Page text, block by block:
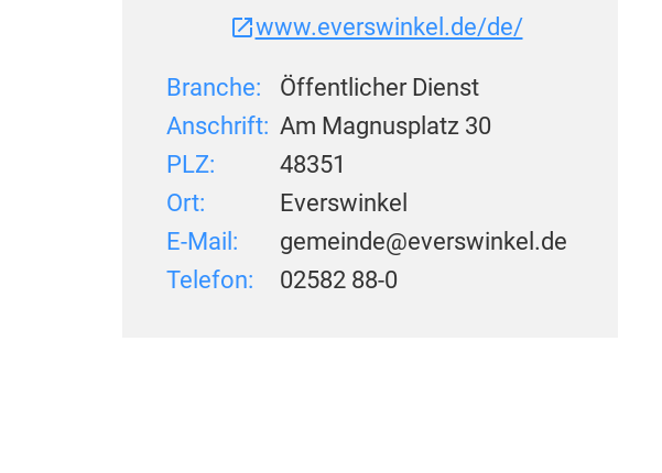
www.everswinkel.de/de/
Branche:
Öffentlicher Dienst
Anschrift: Am Magnusplatz 30
PLZ:
48351
Ort:
Everswinkel
E-Mail:
gemeinde@everswinkel.de
Telefon:
02582 88-0